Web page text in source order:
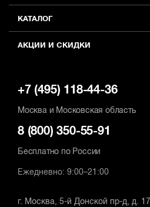
КАТАЛОГ
АКЦИИ И СКИДКИ
+7 (495) 118-44-36
Москва и Московская область
8 (800) 350-55-91
Бесплатно по России
Ежедневно: 9:00–21:00
г. Москва, 5-й Донской пр-д, д. 17